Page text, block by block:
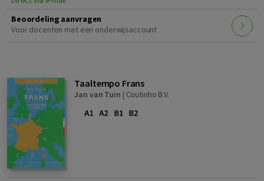
Beoordeling aanvragen
Voor docenten met een onderwijsaccount
Taaltempo Frans
Jan van Tuin | Coutinho B.V.